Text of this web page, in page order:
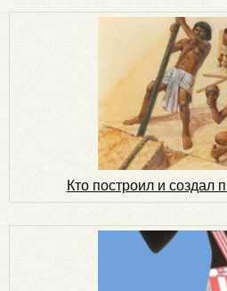
Кто построил и создал